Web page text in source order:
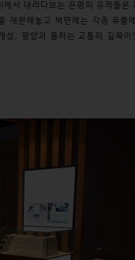
서 내려다보는 은평의 유적들은
재현해놓고 벽면에는 각종 유물
성, 평양과 통하는 교통의 길목이